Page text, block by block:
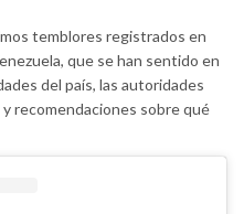
temblores registrados en
que se han sentido en
del país, las autoridades
recomendaciones sobre qué